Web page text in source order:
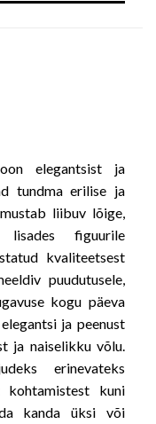
elegantsist ja
tundma erilise ja
liibuv lõige,
figuurile
kvaliteetsest
puudutusele,
kogu päeva
ja peenust
ja naiselikku võlu.
erinevateks
kohtamistest kuni
kanda üksi või